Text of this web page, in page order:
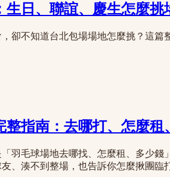
日、聯誼、慶生怎麼挑
卻不知道台北包場場地怎麼挑？這
指南：去哪打、怎麼租
羽毛球場地去哪找、怎麼租、多少
湊不到整場，也告訴你怎麼揪團臨